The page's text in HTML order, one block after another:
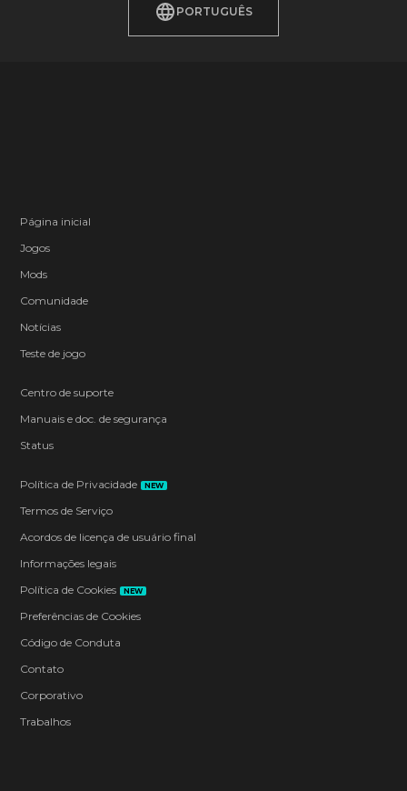
PORTUGUÊS
Página inicial
Jogos
Mods
Comunidade
Notícias
Teste de jogo
Centro de suporte
Manuais e doc. de segurança
Status
Política de Privacidade NEW
Termos de Serviço
Acordos de licença de usuário final
Informações legais
Política de Cookies
NEW
Preferências de Cookies
Código de Conduta
Contato
Corporativo
Trabalhos